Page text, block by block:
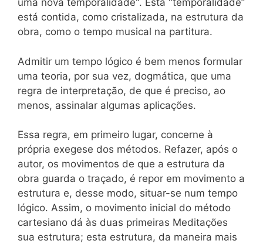
uma nova temporalidade". Esta "temporalidade”
está contida, como cristalizada, na estrutura da
obra, como o tempo musical na partitura.
Admitir um tempo lógico é bem menos formular
uma teoria, por sua vez, dogmática, que uma
regra de interpretação, de que é preciso, ao
menos, assinalar algumas aplicações.
Essa regra, em primeiro lugar, concerne à
própria exegese dos métodos. Refazer, após o
autor, os movimentos de que a estrutura da
obra guarda o traçado, é repor em movimento a
estrutura e, desse modo, situar-se num tempo
lógico. Assim, o movimento inicial do método
cartesiano dá às duas primeiras Meditações
sua estrutura; esta estrutura, da maneira mais